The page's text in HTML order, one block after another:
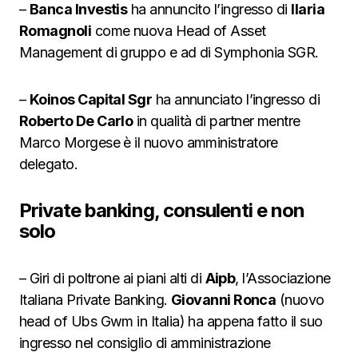
– Banca Investisha annuncito l’ingresso di Ilaria
Romagnoli come nuova Head of Asset
Management di gruppo e ad di Symphonia SGR.
– Koinos Capital Sgr ha annunciato l’ingresso di
Roberto De Carloin qualità di partner mentre
Marco Morgese è il nuovo amministratore
delegato.
Private banking, consulenti e non
solo
– Giri di poltrone ai piani alti di Aipb, l’Associazione
Italiana Private Banking. Giovanni Ronca (nuovo
head of Ubs Gwm in Italia) ha appena fatto il suo
ingresso nel consiglio di amministrazione